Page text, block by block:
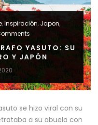
,Inspiración, Japon,
YASUTO: SU
Y JAPÓN
se hizo viral con su
a su abuela con